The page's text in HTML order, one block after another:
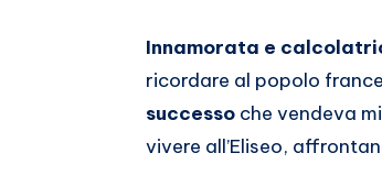
Innamorata e
ricordare al popolo
successo che vendeva
vivere all’Eliseo,